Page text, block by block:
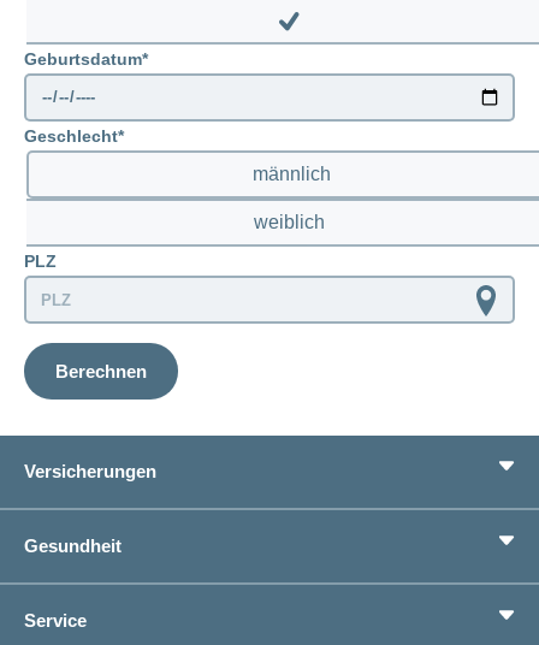
prenatal
Disable
Geburtsdatum
Geschlecht
männlich
weiblich
PLZ
Berechnen
Versicherungen
Zusatzversicherungen
Vorsorge
Ich suche eine Versicherung für
Gesundheit
Gesundheitskompass
Service